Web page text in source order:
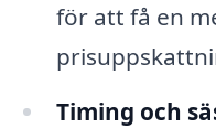
för att få en
Timing och